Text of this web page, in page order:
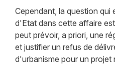
Cependant, la question qui
d'Etat dans cette affaire
peut prévoir, a priori, une
et justifier un refus de
d'urbanisme pour un projet